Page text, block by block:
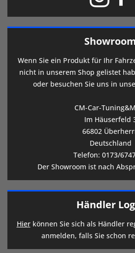
Wenn Sie ein Produkt für Ihr
nicht in unserem Shop gelistet
oder besuchen Sie uns in
CM-Car-
Im Häuserfeld
66802
Deutschland
Telefon: 0173/
Der Showroom ist nach
Händler
Hierkönnen Sie sich als Händler
anmelden, falls Sie schon